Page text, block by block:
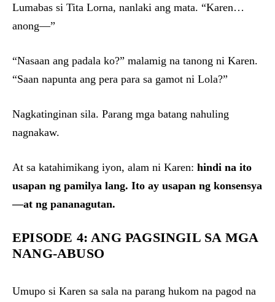
Lumabas si Tita Lorna, nanlaki ang mata. “Karen…
anong—”
“Nasaan ang padala ko?” malamig na tanong ni Karen.
“Saan napunta ang pera para sa gamot ni Lola?”
Nagkatinginan sila. Parang mga batang nahuling
nagnakaw.
At sa katahimikang iyon, alam ni Karen: hindi na ito
usapan ng pamilya lang. Ito ay usapan ng konsensya
—at ng pananagutan.
EPISODE 4: ANG PAGSINGIL SA MGA
NANG-ABUSO
Umupo si Karen sa sala na parang hukom na pagod na